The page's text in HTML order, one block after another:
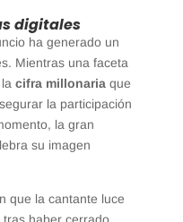
digitales
ha generado un
Mientras una faceta
cifra millonaria que
la participación
la gran
su imagen
que la cantante luce